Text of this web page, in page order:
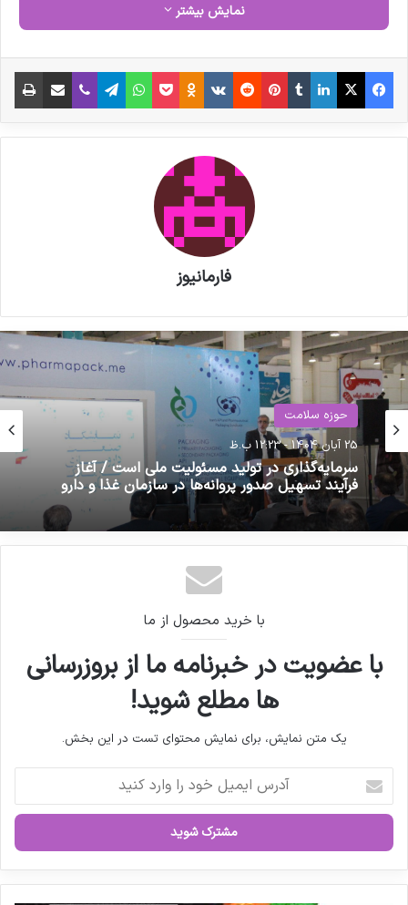
نمایش بیشتر
فیس بوک X لینکدین ‫تامبلر ‫پین‌ترست ‫رددیت ‫VKontakte
‫Odnoklassniki پاکت واتس آپ تلگرام وایبر اشتراک گذاری از طریق ایمیل
فارمانیوز
حوزه سلامت
25 آبان 1404 - 12:23 ب.ظ
سرمایه‌گذاری در تولید مسئولیت ملی است / آغاز
فرآیند تسهیل صدور پروانه‌ها در سازمان غذا و دارو
حوزه سلامت
7 آذر 1401 - 10:50 ق.ظ
با خرید محصول از ما
با عضویت در خبرنامه ما از بروزرسانی
ها مطلع شوید!
یک متن نمایش، برای نمایش محتوای تست در این بخش.
ر
ا
ی
م